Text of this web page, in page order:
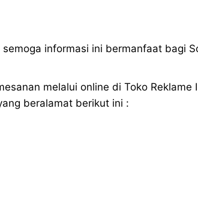
semoga informasi ini bermanfaat bagi
melalui online di Toko Reklame
beralamat berikut ini :